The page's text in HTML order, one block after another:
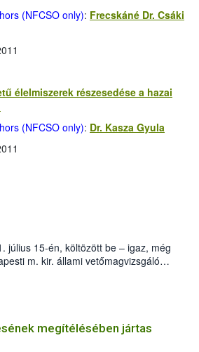
(NFCSO only): Frecskáné Dr. Csáki
élelmiszerek részesedése a hazai
(NFCSO only): Dr. Kasza Gyula
július 15-én, költözött be – igaz, még
m. kir. állami vetőmagvizsgáló
15. szám alatti, Czigler Győző által
megítélésében jártas